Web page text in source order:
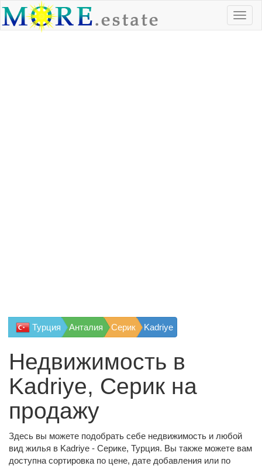
Турция Анталия Серик Kadriye
Недвижимость в
Kadriye, Серик на
продажу
Здесь вы можете подобрать себе недвижимость и любой
вид жилья в Kadriye - Серике, Турция. Вы также можете вам
доступна сортировка по цене, дате добавления или по